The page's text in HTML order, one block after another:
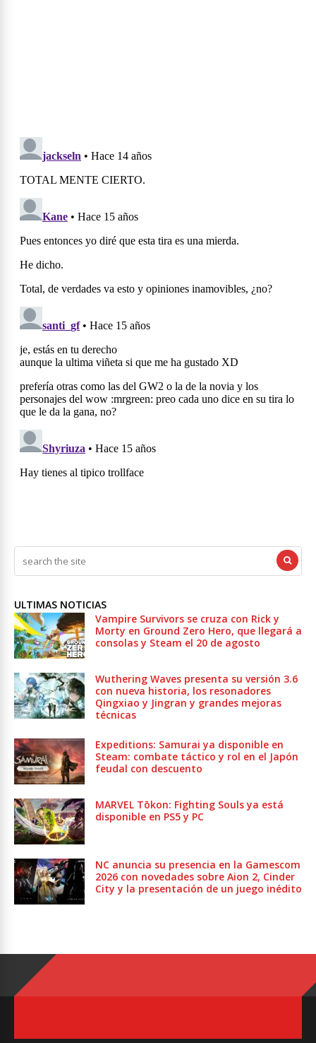
ULTIMAS NOTICIAS
Vampire Survivors se cruza con Rick y
Morty en Ground Zero Hero, que llegará a
consolas y Steam el 20 de agosto
Wuthering Waves presenta su versión 3.6
con nueva historia, los resonadores
Qingxiao y Jingran y grandes mejoras
técnicas
Expeditions: Samurai ya disponible en
Steam: combate táctico y rol en el Japón
feudal con descuento
MARVEL Tōkon: Fighting Souls ya está
disponible en PS5 y PC
NC anuncia su presencia en la Gamescom
2026 con novedades sobre Aion 2, Cinder
City y la presentación de un juego inédito